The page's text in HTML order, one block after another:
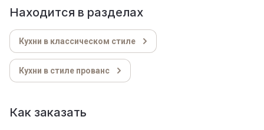
Находится в разделах
Кухни в классическом стиле
Кухни в стиле прованс
Как заказать